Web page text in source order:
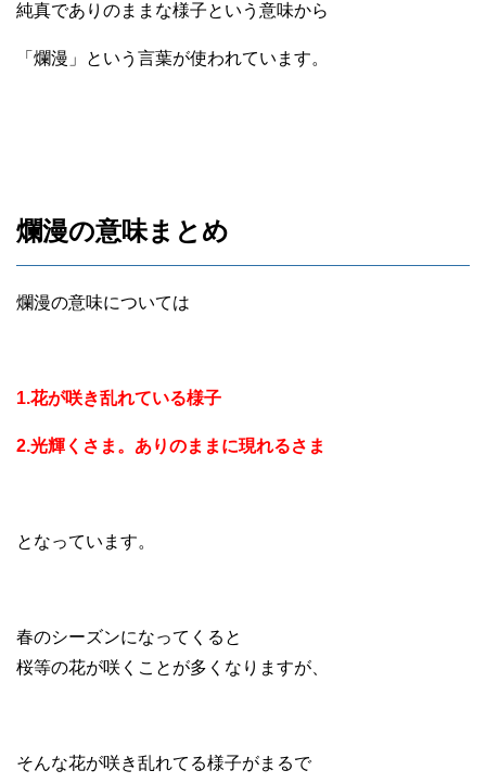
純真でありのままな様子という意味から
「爛漫」という言葉が使われています。
爛漫の意味まとめ
爛漫の意味については
1.花が咲き乱れている様子
2.光輝くさま。ありのままに現れるさま
となっています。
春のシーズンになってくると
桜等の花が咲くことが多くなりますが、
そんな花が咲き乱れてる様子がまるで